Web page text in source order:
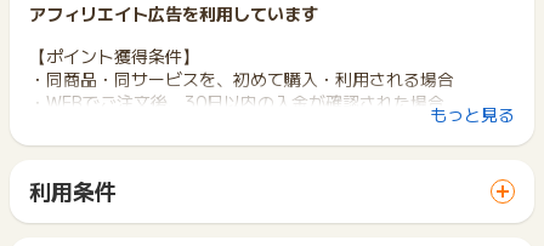
アフィリエイト広告を利用しています
【ポイント獲得条件】
・同商品・同サービスを、初めて購入・利用される場合
・WEBでご注文後、30日以内の入金が確認された場合
※複数個購入された場合もポイント獲得報酬は一律です。
・対象商品：「ウドエッセンスリキッドクレンジング」
【ポイント獲得対象外条件】
・いたずら・返品・不正・重複注文・キャンセルされた場合
もっと見る
利用条件